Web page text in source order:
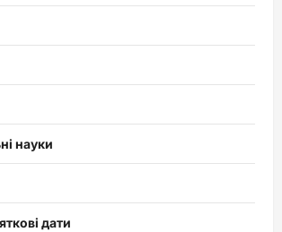
науки
дати